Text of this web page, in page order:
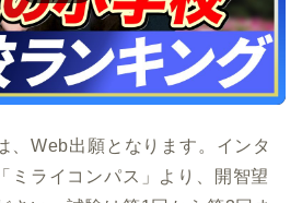
、Web出願となります。インタ
ミライコンパス」より、開智望